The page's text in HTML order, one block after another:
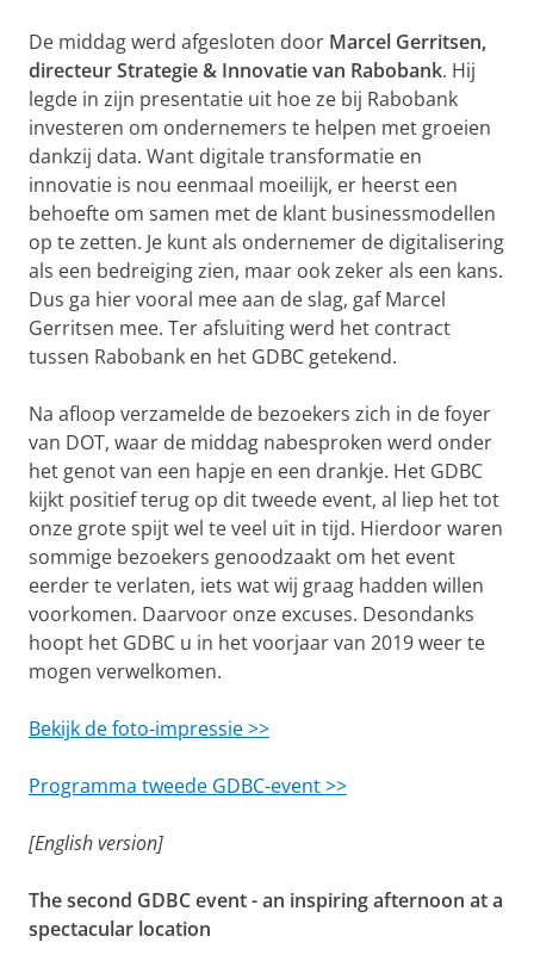
De middag werd afgesloten door Marcel Gerritsen,
directeur Strategie & Innovatie van Rabobank. Hij
legde in zijn presentatie uit hoe ze bij Rabobank
investeren om ondernemers te helpen met groeien
dankzij data. Want digitale transformatie en
innovatie is nou eenmaal moeilijk, er heerst een
behoefte om samen met de klant businessmodellen
op te zetten. Je kunt als ondernemer de digitalisering
als een bedreiging zien, maar ook zeker als een kans.
Dus ga hier vooral mee aan de slag, gaf Marcel
Gerritsen mee. Ter afsluiting werd het contract
tussen Rabobank en het GDBC getekend.
Na afloop verzamelde de bezoekers zich in de foyer
van DOT, waar de middag nabesproken werd onder
het genot van een hapje en een drankje. Het GDBC
kijkt positief terug op dit tweede event, al liep het tot
onze grote spijt wel te veel uit in tijd. Hierdoor waren
sommige bezoekers genoodzaakt om het event
eerder te verlaten, iets wat wij graag hadden willen
voorkomen. Daarvoor onze excuses. Desondanks
hoopt het GDBC u in het voorjaar van 2019 weer te
mogen verwelkomen.
Bekijk de foto-impressie >>
Programma tweede GDBC-event >>
[English version]
The second GDBC event-an inspiring afternoon at a
spectacular location